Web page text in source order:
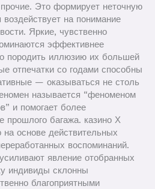
Это формирует неточную
воздействует на понимание
Яркие, чувственно
эффективнее
породить иллюзию их большей
отпечатки со годами способны
— оказываться не столь
называется “феноменом
и помогает более
прошлого багажа. казино Х
основе действительных
воспоминаний.
явление отобранных
индивиды склонны
благоприятными